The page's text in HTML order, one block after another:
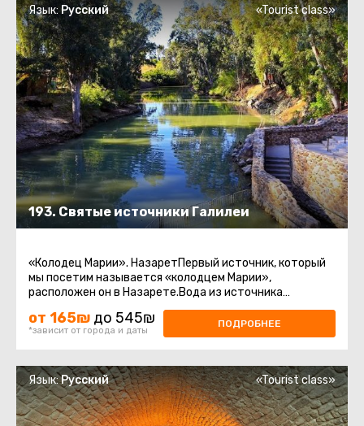
193. Святые источники Галилеи
Язык: Русский «Tourist class»
«Колодец Марии». НазаретПервый источник, который
мы посетим называется «колодцем Марии»,
расположен он в Назарете.Вода из источника
считается священной у христиан.Храм ...
от 165₪ до 545₪
*зависит от города и даты
ПОДРОБНЕЕ
Язык:Русский «Tourist class»